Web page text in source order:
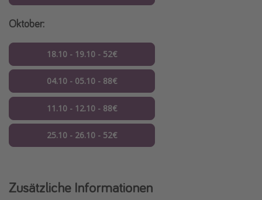
Oktober:
18.10 - 19.10 - 52€
04.10 - 05.10 - 88€
11.10 - 12.10 - 88€
25.10 - 26.10 - 52€
Zusätzliche Informationen